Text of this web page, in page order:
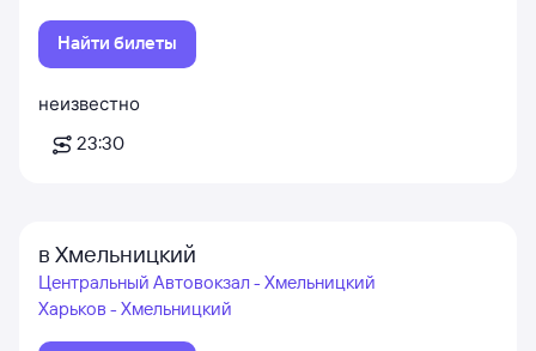
Найти билеты
неизвестно
23:30
в Хмельницкий
Центральный Автовокзал - Хмельницкий
Харьков - Хмельницкий